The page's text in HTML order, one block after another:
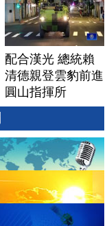
配合漢光 總統賴
清德親登雲豹前進
圓山指揮所